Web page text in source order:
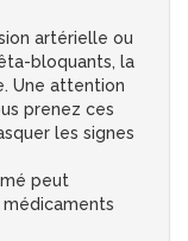
artérielle ou
bloquants, la
Une attention
prenez ces
les signes
peut